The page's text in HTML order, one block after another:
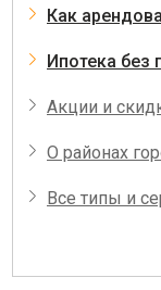
Как
Ипотека без
Акции и
О районах
Все типы и